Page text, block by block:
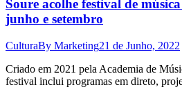
Soure acolhe festival de
junho e setembro
CulturaBy Marketing21 de Junho, 2022
Criado em 2021 pela Academia de
festival inclui programas em direto,